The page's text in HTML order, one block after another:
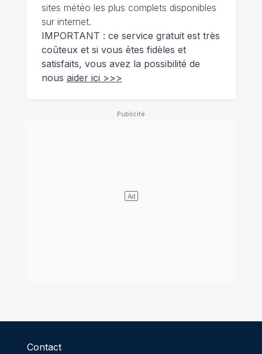
sites météo les plus complets disponibles
sur internet.
IMPORTANT : ce service gratuit est très
coûteux et si vous êtes fidèles et
satisfaits, vous avez la possibilité de
nous aider ici >>>
Contact